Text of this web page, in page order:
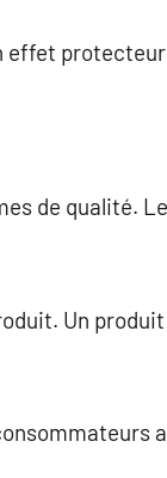
effet
de qualité.
Un